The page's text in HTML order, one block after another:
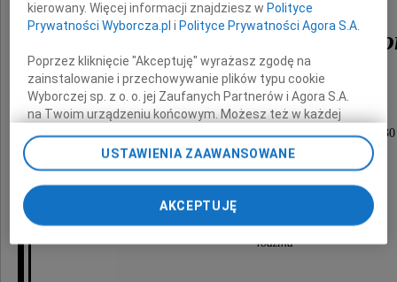
Stanisław Leon
Uroczystość pogrzebowa odbędzie się
dnia 7 lipca 2010 roku (środa) o godzinie 12.30
na cmentarzu rzymskokatolickim Doły
przy ulicy Smutnej.
rodzina
kierowany. Więcej informacji znajdziesz w Polityce
Prywatności Wyborcza.pl i Polityce Prywatności Agora S.A.
Poprzez kliknięcie "Akceptuję" wyrażasz zgodę na
zainstalowanie i przechowywanie plików typu cookie
Wyborczej sp. z o. o. jej Zaufanych Partnerów i Agora S.A.
na Twoim urządzeniu końcowym. Możesz też w każdej
chwili zmienić swoje preferencje dot. plików cookie,
ponownie wywołując narzędzie do zarządzania Twoimi
preferencjami dot. przetwarzania danych poprzez
odnośnik „Ustawienia prywatności” w stopce serwisu i
przechodząc do sekcji „Ustawienia zaawansowane”.
Zmiana ustawień plików cookie możliwa jest także za
USTAWIENIA ZAAWANSOWANE
AKCEPTUJĘ